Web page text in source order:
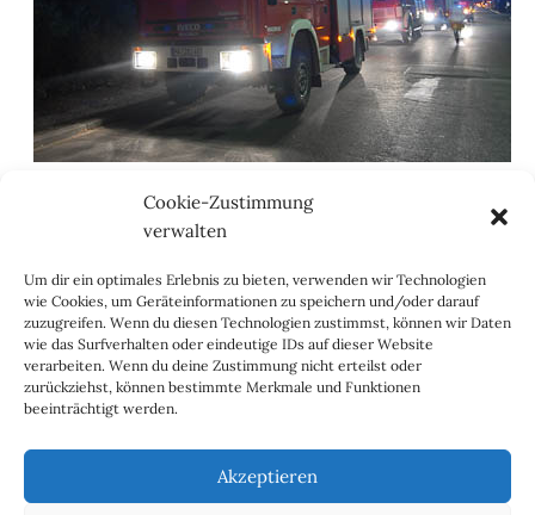
Cookie-Zustimmung
verwalten
Um dir ein optimales Erlebnis zu bieten, verwenden wir Technologien
wie Cookies, um Geräteinformationen zu speichern und/oder darauf
zuzugreifen. Wenn du diesen Technologien zustimmst, können wir Daten
wie das Surfverhalten oder eindeutige IDs auf dieser Website
verarbeiten. Wenn du deine Zustimmung nicht erteilst oder
zurückziehst, können bestimmte Merkmale und Funktionen
beeinträchtigt werden.
Akzeptieren
Großen Wert wird in der Abteilung Seckenheim
ebenso auf die Jugendarbeit gelegt. Unter
neben den regelmäßig stattfindenden
Jugendübungen auch gezielt Projekte im
Schulbereich verfolgen um neue Mitglieder zu
gewinnen und die Feuerwehr Seckenheim bekannt zu
machen.